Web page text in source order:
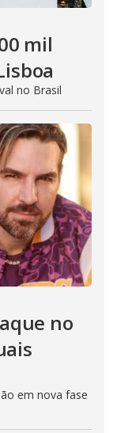
mil
no Brasil
no
em nova fase